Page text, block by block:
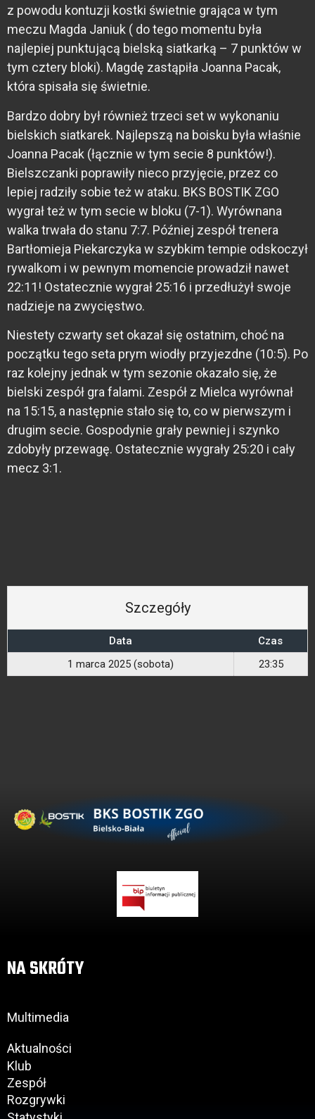
z powodu kontuzji kostki świetnie grająca w tym
meczu Magda Janiuk ( do tego momentu była
najlepiej punktującą bielską siatkarką – 7 punktów w
tym cztery bloki). Magdę zastąpiła Joanna Pacak,
która spisała się świetnie.
Bardzo dobry był również trzeci set w wykonaniu
bielskich siatkarek. Najlepszą na boisku była właśnie
Joanna Pacak (łącznie w tym secie 8 punktów!).
Bielszczanki poprawiły nieco przyjęcie, przez co
lepiej radziły sobie też w ataku. BKS BOSTIK ZGO
wygrał też w tym secie w bloku (7-1). Wyrównana
walka trwała do stanu 7:7. Później zespół trenera
Bartłomieja Piekarczyka w szybkim tempie odskoczył
rywalkom i w pewnym momencie prowadził nawet
22:11! Ostatecznie wygrał 25:16 i przedłużył swoje
nadzieje na zwycięstwo.
Niestety czwarty set okazał się ostatnim, choć na
początku tego seta prym wiodły przyjezdne (10:5). Po
raz kolejny jednak w tym sezonie okazało się, że
bielski zespół gra falami. Zespół z Mielca wyrównał
na 15:15, a następnie stało się to, co w pierwszym i
drugim secie. Gospodynie grały pewniej i szynko
zdobyły przewagę. Ostatecznie wygrały 25:20 i cały
mecz 3:1.
Szczegóły
Data
Czas
1 marca 2025 (sobota)
23:35
NA SKRÓTY
Multimedia
Aktualności
Klub
Zespół
Rozgrywki